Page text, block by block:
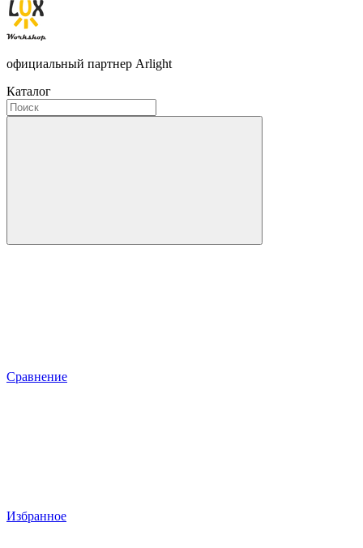
официальный партнер Arlight
Каталог
Сравнение
Избранное